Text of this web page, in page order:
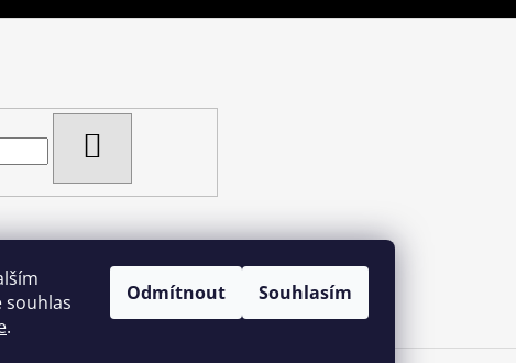
.
Odmítnout Souhlasím
Creativa by Margherita Crazy Cakes